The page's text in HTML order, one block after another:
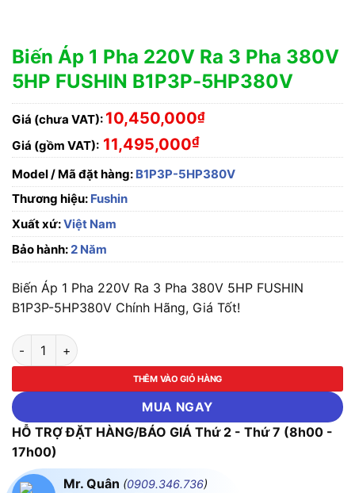
Biến Áp 1 Pha 220V Ra 3 Pha 380V
5HP FUSHIN B1P3P-5HP380V
Giá (chưa VAT): 10,450,000₫
Giá (gồm VAT): 11,495,000₫
Model / Mã đặt hàng: B1P3P-5HP380V
Thương hiệu: Fushin
Xuất xứ:Việt Nam
Bảo hành:2 Năm
Biến Áp 1 Pha 220V Ra 3 Pha 380V 5HP FUSHIN
B1P3P-5HP380V Chính Hãng, Giá Tốt!
Biến Áp 1 Pha 220V Ra 3 Pha 380V 5HP FUSHIN B1P3P-
THÊM VÀO GIỎ HÀNG
MUA NGAY
HỖ TRỢ ĐẶT HÀNG/BÁO GIÁ Thứ 2 - Thứ 7 (8h00 -
17h00)
Mr. Quân (0909.346.736)